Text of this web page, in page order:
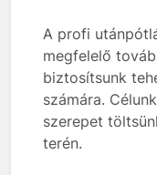
A profi
megfelelő
biztosítsunk
számára.
szerepet
terén.